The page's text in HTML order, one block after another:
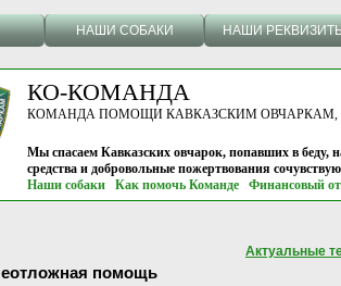
НАШИ СОБАКИ НАШИ
КО-КОМАНДА
КОМАНДА ПОМОЩИ КАВКАЗСКИМ ОВЧАРКАМ, г.
Мы спасаем Кавказских овчарок, попавших в беду,
средства и добровольные пожертвования
Наши собаки
Как помочь Команде Финансовый
Актуальные
помощь